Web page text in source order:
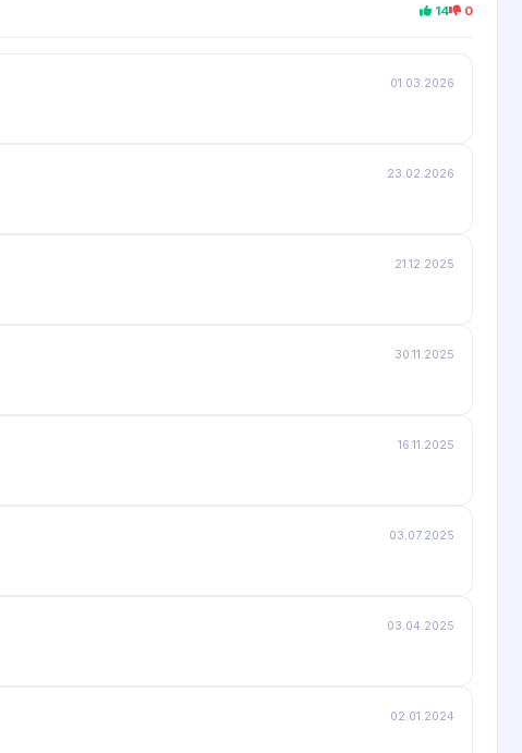
14 0
01.03.2026
23.02.2026
21.12.2025
30.11.2025
16.11.2025
03.07.2025
03.04.2025
02.01.2024